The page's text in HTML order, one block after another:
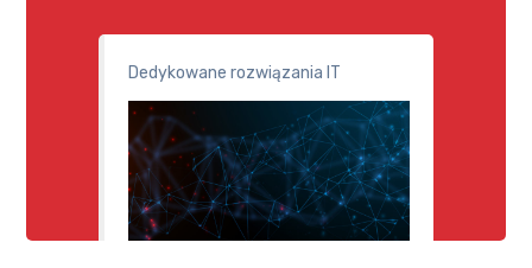
Dedykowane rozwiązania IT